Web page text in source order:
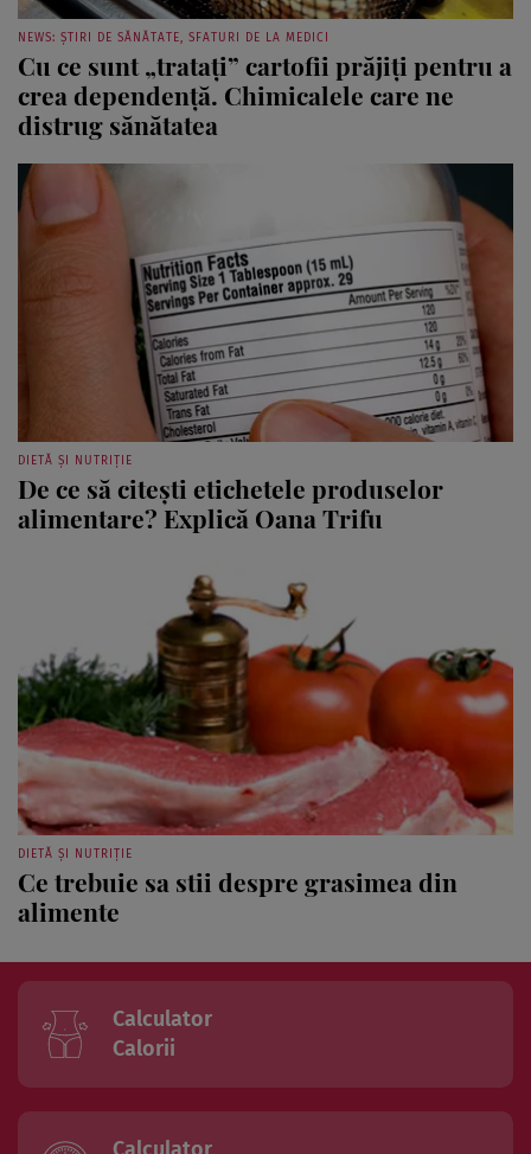
NEWS: ȘTIRI DE SĂNĂTATE, SFATURI DE LA MEDICI
Cu ce sunt „tratați” cartofii prăjiți pentru a
crea dependență. Chimicalele care ne
distrug sănătatea
DIETĂ ȘI NUTRIȚIE
De ce să citești etichetele produselor
alimentare? Explică Oana Trifu
DIETĂ ȘI NUTRIȚIE
Ce trebuie sa stii despre grasimea din
alimente
Calculator
Calorii
Calculator